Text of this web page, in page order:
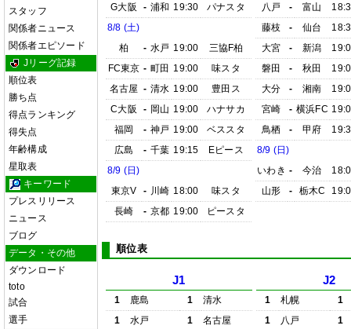
スタッフ
関係者ニュース
関係者エピソード
Jリーグ記録
順位表
勝ち点
得点ランキング
得失点
年齢構成
星取表
キーワード
プレスリリース
ニュース
ブログ
データ・その他
ダウンロード
toto
試合
選手
G大阪
- 浦和 19:30
パナスタ
8/8 (土)
柏
- 水戸 19:00
三協F柏
FC東京 - 町田 19:00
味スタ
名古屋 - 清水 19:00
豊田ス
C大阪
- 岡山 19:00
ハナサカ
福岡
- 神戸 19:00
ベススタ
広島
- 千葉 19:15
Eピース
8/9 (日)
東京V
- 川崎 18:00
味スタ
長崎
- 京都 19:00 ピースタ
八戸
- 富山
藤枝
- 仙台
大宮
- 新潟
磐田
- 秋田
大分
- 湘南
宮崎
- 横浜FC
鳥栖
- 甲府
8/9 (日)
いわき - 今治
山形
- 栃木C
順位表
J1
1 鹿島 1
清水
1
水戸 1
名古屋
J2
1 札幌
1
1
八戸
1